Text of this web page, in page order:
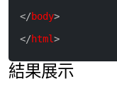
</body>
</html>
結果展示